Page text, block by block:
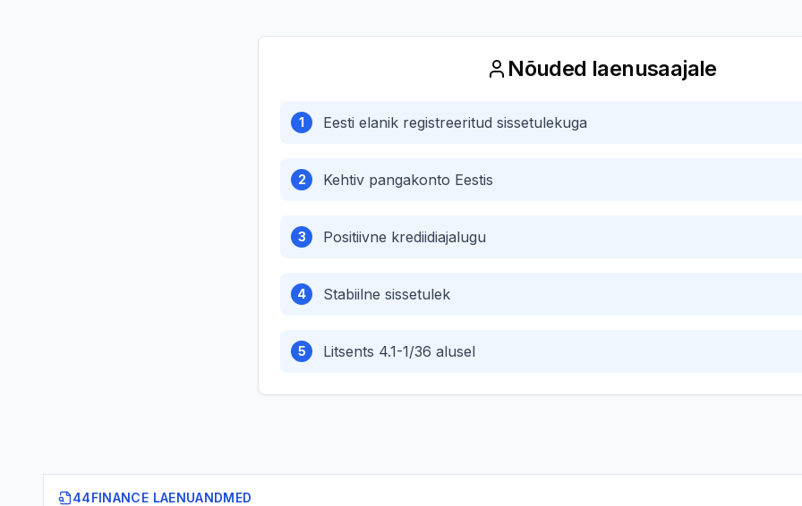
Nõuded laenusaajale
1 Eesti elanik registreeritud sissetulekuga
2 Kehtiv pangakonto Eestis
3 Positiivne krediidiajalugu
4 Stabiilne sissetulek
5 Litsents 4.1-1/36 alusel
44FINANCE LAENUANDMED